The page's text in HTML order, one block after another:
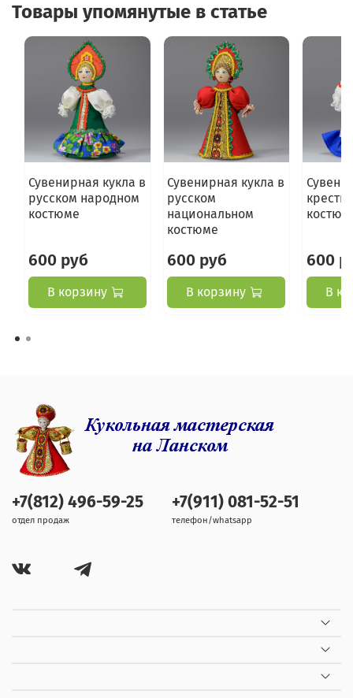
Товары упомянутые в статье
Сувенирная кукла в
русском народном
костюме
600 руб
В корзину
Сувенирная кукла в
русском
национальном
костюме
600 руб
В корзину
600
В
+7(812) 496-59-25
отдел продаж
+7(911) 081-52-51
телефон/whatsapp